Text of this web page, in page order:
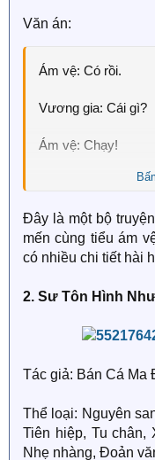
Văn án:
Ám vệ: Có rồi.
Vương gia: Cái gì?
Ám vệ: Chạy!
Vương gia:
Ám vệ: Giả chết!
đã quay về rồi đây
Vương gia nắm
sức, giữ chặt, đời
Đây là một bộ
mến cùng tiểu ám
có nhiều chi tiết hài
2. Sư Tôn Hình
Tác giả: Bán Cá Ma
Thể loại: Nguyên
Tiên hiệp, Tu chân,
Nhẹ nhàng, Đoản